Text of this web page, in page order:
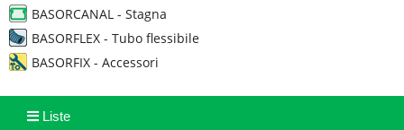
BASORCANAL - Stagna
BASORFLEX - Tubo flessibile
BASORFIX - Accessori
Liste